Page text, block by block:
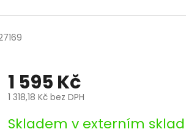
1 595 Kč
1 318,18 Kč bez DPH
cena:
Skladem v externím